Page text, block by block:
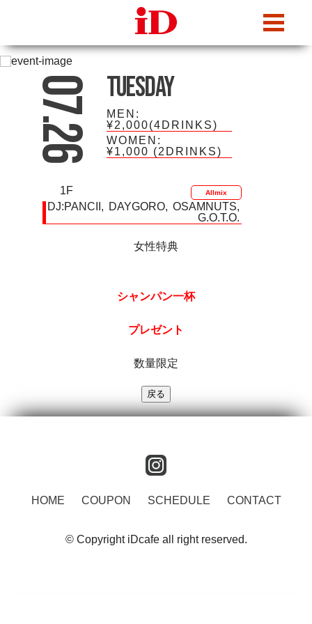
07.26 Tuesday
MEN:
¥2,000(4DRINKS)
WOMEN:
¥1,000 (2DRINKS)
1F Allmix
DJ:PANCII DAYGORO
OSAMNUTS
G.O.T.O.
女性特典
シャンパン一杯
プレゼント
数量限定
HOME COUPON SCHEDULE CONTACT
© Copyright iDcafe all right reserved.